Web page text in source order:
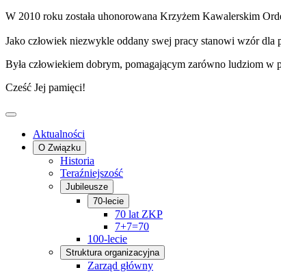
W 2010 roku została uhonorowana Krzyżem Kawalerskim
Jako człowiek niezwykle oddany swej pracy stanowi wzór
Była człowiekiem dobrym, pomagającym zarówno ludziom w
Cześć Jej pamięci!
Aktualności
O Związku
Historia
Teraźniejszość
Jubileusze
70-lecie
70 lat ZKP
7+7=70
100-lecie
Struktura organizacyjna
Zarząd główny